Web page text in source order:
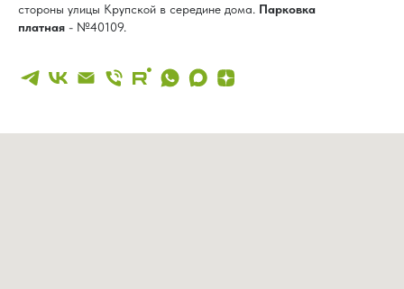
стороны улицы Крупской в середине дома. Парковка
платная - №40109.